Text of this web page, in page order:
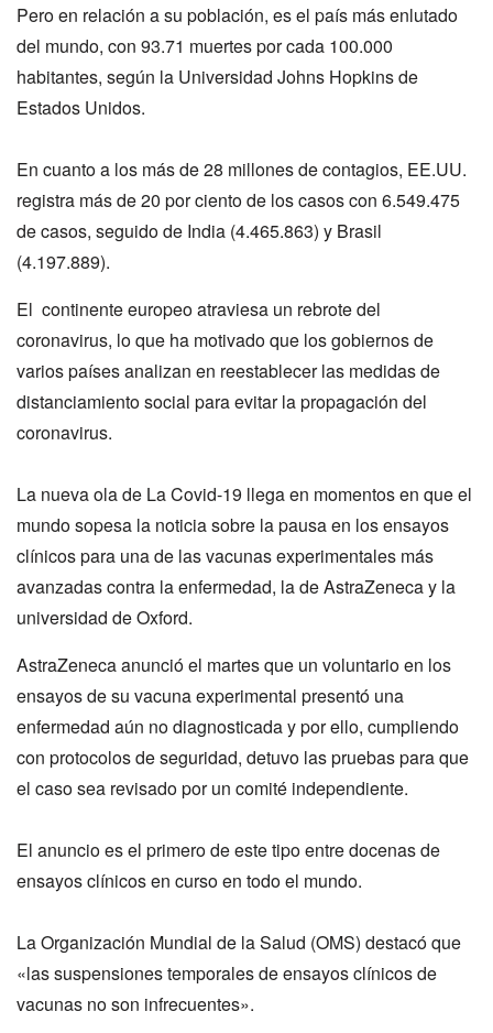
Pero en relación a su población, es el país más enlutado
del mundo, con 93.71 muertes por cada 100.000
habitantes, según la Universidad Johns Hopkins de
Estados Unidos.
En cuanto a los más de 28 millones de contagios, EE.UU.
registra más de 20 por ciento de los casos con 6.549.475
de casos, seguido de India (4.465.863) y Brasil
(4.197.889).
El continente europeo atraviesa un rebrote del
coronavirus, lo que ha motivado que los gobiernos de
varios países analizan en reestablecer las medidas de
distanciamiento social para evitar la propagación del
coronavirus.
La nueva ola de La Covid-19 llega en momentos en que el
mundo sopesa la noticia sobre la pausa en los ensayos
clínicos para una de las vacunas experimentales más
avanzadas contra la enfermedad, la de AstraZeneca y la
universidad de Oxford.
AstraZeneca anunció el martes que un voluntario en los
ensayos de su vacuna experimental presentó una
enfermedad aún no diagnosticada y por ello, cumpliendo
con protocolos de seguridad, detuvo las pruebas para que
el caso sea revisado por un comité independiente.
El anuncio es el primero de este tipo entre docenas de
ensayos clínicos en curso en todo el mundo.
La Organización Mundial de la Salud (OMS) destacó que
«las suspensiones temporales de ensayos clínicos de
vacunas no son infrecuentes».